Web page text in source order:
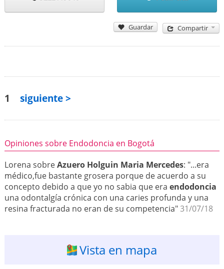
Guardar Compartir
1 siguiente >
Opiniones sobre Endodoncia en Bogotá
Lorena sobreAzuero Holguin Maria Mercedes: "...era
médico,fue bastante grosera porque de acuerdo a su
concepto debido a que yo no sabia que era endodoncia
una odontalgía crónica con una caries profunda y una
resina fracturada no eran de su competencia"31/07/18
Vista en mapa